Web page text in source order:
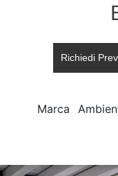
Richiedi
Marca